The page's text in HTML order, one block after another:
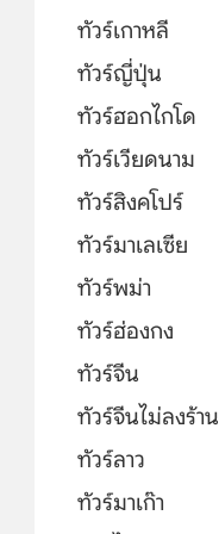
ทัวร์เกาหลี
ทัวร์ญี่ปุ่น
ทัวร์ฮอกไกโด
ทัวร์เวียดนาม
ทัวร์สิงคโปร์
ทัวร์มาเลเซีย
ทัวร์พม่า
ทัวร์ฮ่องกง
ทัวร์จีน
ทัวร์จีนไม่ลงร้าน
ทัวร์ลาว
ทัวร์มาเก๊า